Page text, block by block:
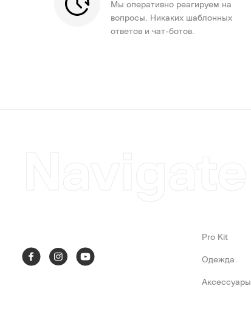
Мы оперативно реагируем на
вопросы. Никаких шаблонных
ответов и чат-ботов.
Pro Kit
Одежда
Аксессуары